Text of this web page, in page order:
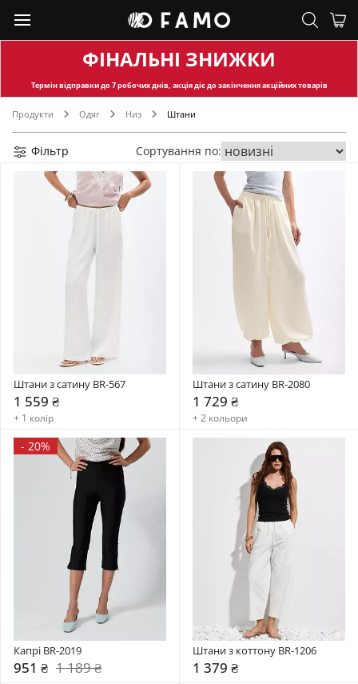
ФІНАЛЬНІ ЗНИЖКИ
Термін відправкидо 7 робочих днів, акція діє до закінчення акційних товарів
Продукти Одяг Низ Штани
Фільтр Сортування по:
Штани з сатину BR-567
1 559 ₴
+ 1 колір
Штани з сатину BR-2080
1 729 ₴
+ 2 кольори
- 20%
Капрі BR-2019
951 ₴ 1 189 ₴
Штани з коттону BR-1206
1 379 ₴